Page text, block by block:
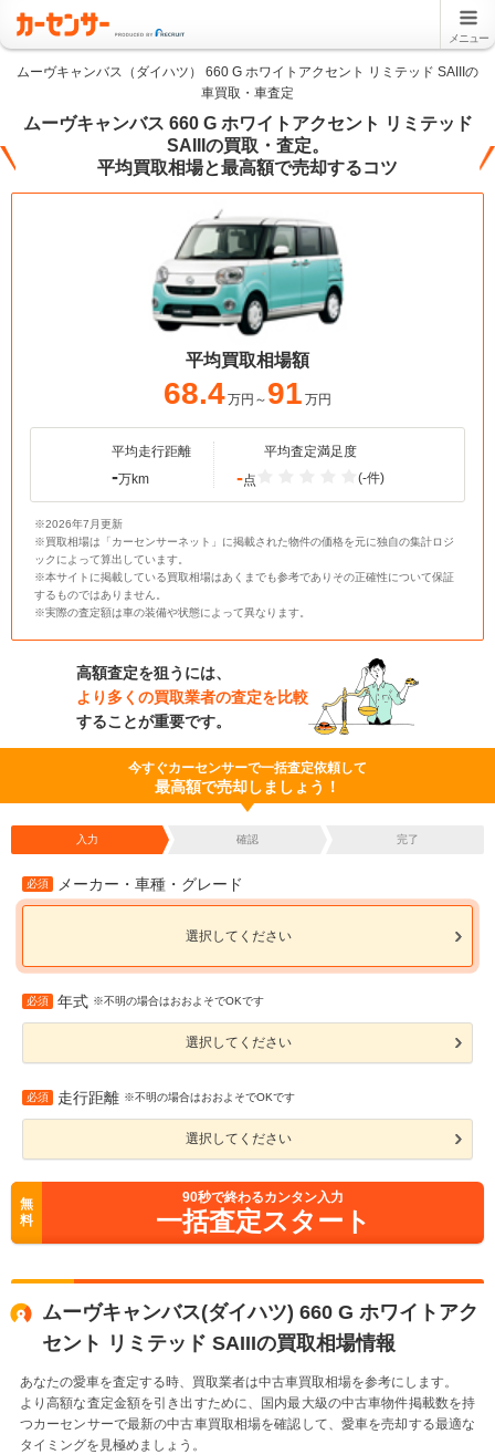
メニュー
ムーヴキャンバス（ダイハツ） 660 G ホワイトアクセント リミテッド SAIIIの
車買取・車査定
ムーヴキャンバス 660 G ホワイトアクセント リミテッド
SAIIIの買取・査定。
平均買取相場と最高額で売却するコツ
平均買取相場額
68.4万円～ 91 万円
平均走行距離
-万km
平均査定満足度
-点 (-件)
※2026年7月更新
※買取相場は「カーセンサーネット」に掲載された物件の価格を元に独自の集計ロジ
ックによって算出しています。
※本サイトに掲載している買取相場はあくまでも参考でありその正確性について保証
するものではありません。
※実際の査定額は車の装備や状態によって異なります。
高額査定を狙うには、
より多くの買取業者の査定を比較
することが重要です。
今すぐカーセンサーで一括査定依頼して
最高額で売却しましょう！
入力 確認 完了
必須 メーカー・車種・グレード
選択してください
必須 年式 ※不明の場合はおおよそでOKです
選択してください
必須 走行距離 ※不明の場合はおおよそでOKです
選択してください
無
料
90秒で終わるカンタン入力
一括査定スタート
ムーヴキャンバス(ダイハツ) 660 G ホワイトアク
セント リミテッド SAIIIの買取相場情報
あなたの愛車を査定する時、買取業者は中古車買取相場を参考にします。
より高額な査定金額を引き出すために、国内最大級の中古車物件掲載数を持
つカーセンサーで最新の中古車買取相場を確認して、愛車を売却する最適な
タイミングを見極めましょう。